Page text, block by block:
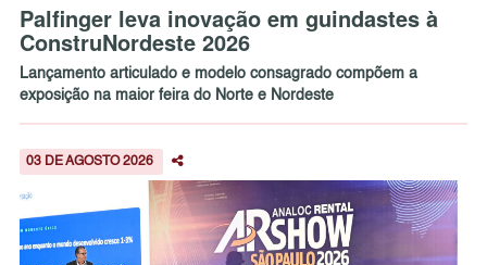
Palfinger leva inovação em guindastes à
ConstruNordeste 2026
Lançamento articulado e modelo consagrado compõem a
exposição na maior feira do Norte e Nordeste
03 DE AGOSTO 2026